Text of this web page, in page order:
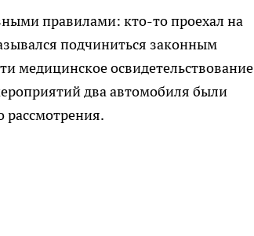
правилами: кто-то проехал на
подчиниться законным
медицинское освидетельствование
два автомобиля были
рассмотрения.